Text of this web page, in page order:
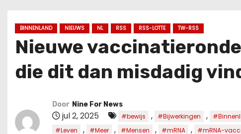
BINNENLAND NIEUWS NL RSS RSS-LOTTE TW-RSS
Nieuwe
die dit dan misdadig
Door Nine For News
jul 2, 2025 #bewijs , #Bijwerkingen ,
#Leven
, #Meer , #Mensen , #mRNA , #mRNA-